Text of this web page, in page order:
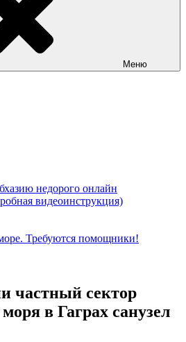
Меню
недорого онлайн
видеоинструкция)
Требуются помощники!
частный сектор
в Гаграх санузел